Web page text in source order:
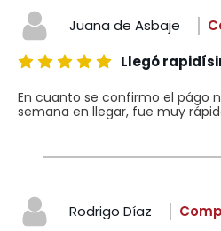
Juana de Asbaje
Llegó
En cuanto se confirmo el págo
semana en llegar, fue muy
Rodrigo Díaz